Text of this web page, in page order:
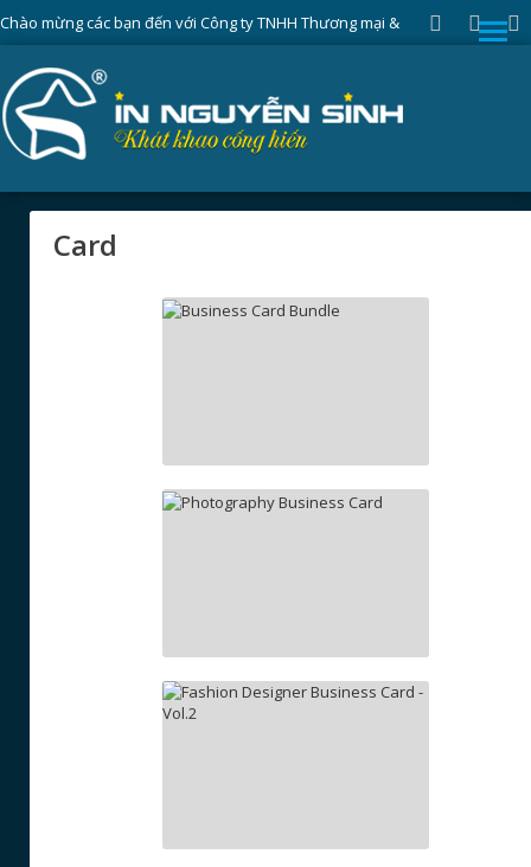
Chào mừng các bạn đến với Công ty TNHH Thương mại &
Sản xuất Nguyễn Sinh
Trang chủ Card
Card